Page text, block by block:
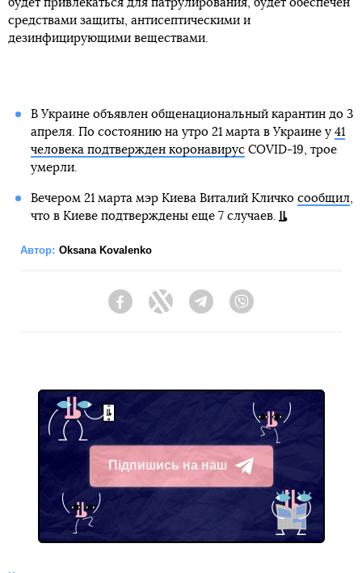
будет привлекаться для патрулирования, будет обеспечен
средствами защиты, антисептическими и
дезинфицирующими веществами.
В Украине объявлен общенациональный карантин до 3
апреля. По состоянию на утро 21 марта в Украине у 41
человека подтвержден коронавирусCOVID-19, трое
умерли.
Вечером 21 марта мэр Киева Виталий Кличко сообщил,
что в Киеве подтверждены еще 7 случаев.
Автор: Oksana Kovalenko
FacebookTwitter Telegram
Підпишись на наш
Telegram